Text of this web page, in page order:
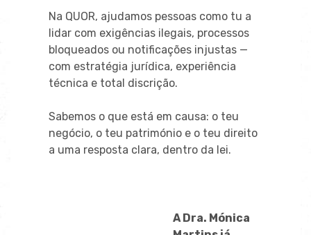
Na QUOR, ajudamos pessoas como tu a
lidar com exigências ilegais, processos
bloqueados ou notificações injustas —
com estratégia jurídica, experiência
técnica e total discrição.
Sabemos o que está em causa: o teu
negócio, o teu património e o teu direito
a uma resposta clara, dentro da lei.
A Dra. Mónica